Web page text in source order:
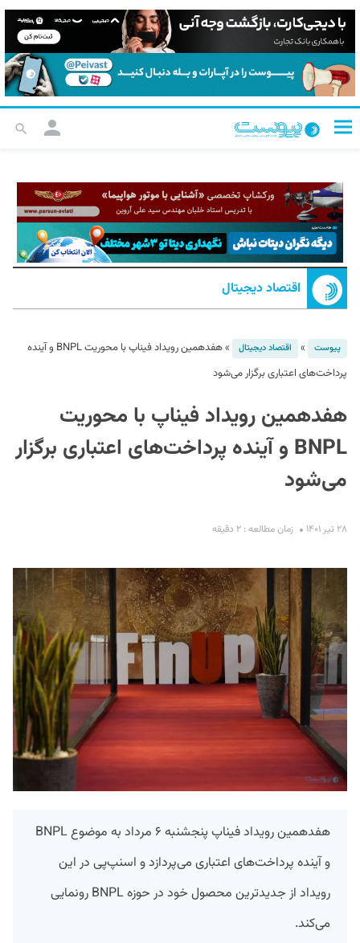
اقتصاد دیجیتال
پیوست » اقتصاد دیجیتال »
هفدهمین رویداد فیناپ با محوریت BNPL و آینده
پرداخت‌های اعتباری برگزار می‌شود
هفدهمین رویداد فیناپ با محوریت
BNPL و آینده پرداخت‌های اعتباری برگزار
می‌شود
۲۸ تیر ۱۴۰۱ زمان مطالعه : ۲ دقیقه
هفدهمین رویداد فیناپ پنجشنبه ۶ مرداد به موضوع BNPL
و آینده پرداخت‌های اعتباری می‌پردازد و اسنپ‌پی در این
رویداد از جدیدترین محصول خود در حوزه BNPL رونمایی
می‌کند.